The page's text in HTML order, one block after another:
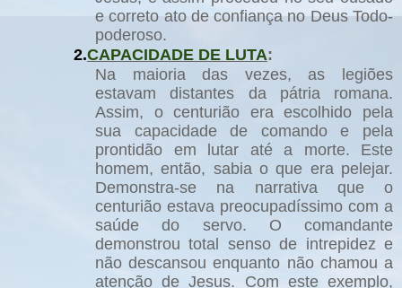
e correto ato de confiança no Deus Todo-
poderoso.
2.CAPACIDADE DE LUTA:
Na maioria das vezes, as legiões
estavam distantes da pátria romana.
Assim, o centurião era escolhido pela
sua capacidade de comando e pela
prontidão em lutar até a morte. Este
homem, então, sabia o que era pelejar.
Demonstra-se na narrativa que o
centurião estava preocupadíssimo com a
saúde do servo. O comandante
demonstrou total senso de intrepidez e
não descansou enquanto não chamou a
atenção de Jesus. Com este exemplo,